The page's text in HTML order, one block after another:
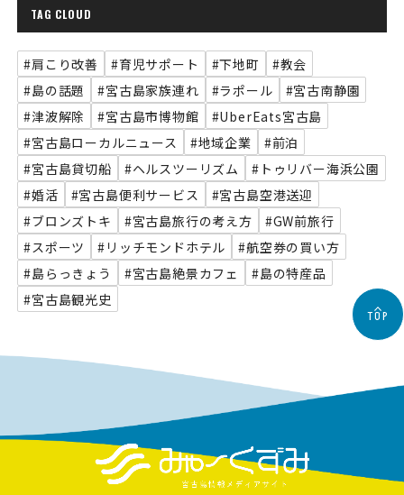
TAG CLOUD
#肩こり改善 #育児サポート #下地町
#教会
#島の話題
#宮古島家族連れ #ラポール
#宮古南静園
#津波解除
#宮古島市博物館
#UberEats宮古島
#宮古島ローカルニュース
#地域企業
#前泊
#宮古島貸切船
#ヘルスツーリズム
#トゥリバー海浜公園
#婚活
#宮古島便利サービス
#宮古島空港送迎
#ブロンズトキ
#宮古島旅行の考え方
#GW前旅行
#スポーツ
#リッチモンドホテル
#航空券の買い方
#島らっきょう
#宮古島絶景カフェ
#島の特産品
#宮古島観光史
TOP